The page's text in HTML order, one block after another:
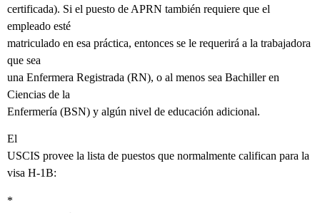
certificada). Si el puesto de APRN también requiere que el
empleado esté
matriculado en esa práctica, entonces se le requerirá a la trabajadora
que sea
una Enfermera Registrada (RN), o al menos sea Bachiller en
Ciencias de la
Enfermería (BSN) y algún nivel de educación adicional.
El
USCIS provee la lista de puestos que normalmente califican para la
visa H-1B:
*